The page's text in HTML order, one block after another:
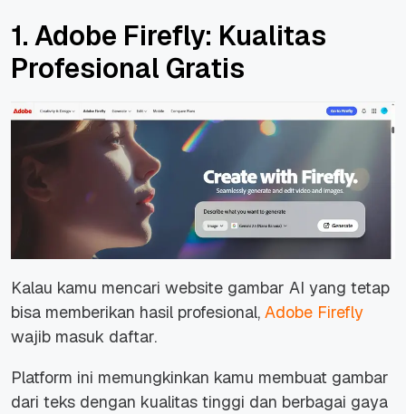
1. Adobe Firefly: Kualitas
Profesional Gratis
Kalau kamu mencari website gambar AI yang tetap
bisa memberikan hasil profesional, Adobe Firefly
wajib masuk daftar.
Platform ini memungkinkan kamu membuat gambar
dari teks dengan kualitas tinggi dan berbagai gaya